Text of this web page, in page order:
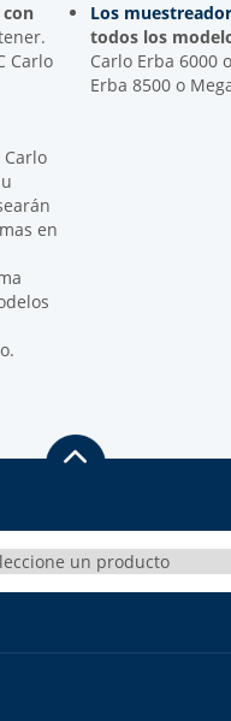
Carlo
Los
todos los
Carlo Erba 6000
Erba 8500 o
Carlo
en